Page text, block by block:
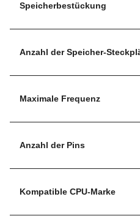
Speicherbestückung
Anzahl der Speicher-
Maximale Frequenz
Anzahl der Pins
Kompatible CPU-Marke